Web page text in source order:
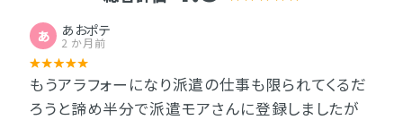
あ あおポテ
2 か月前
もうアラフォーになり派遣の仕事も限られてくるだ
ろうと諦め半分で派遣モアさんに登録しましたが